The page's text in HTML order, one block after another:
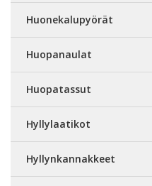
Huonekalupyörät
Huopanaulat
Huopatassut
Hyllylaatikot
Hyllynkannakkeet